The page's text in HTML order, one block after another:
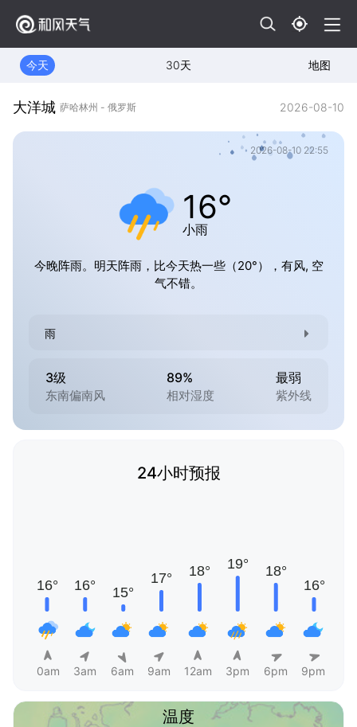
今天 30天 地图
大洋城 萨哈林州 - 俄罗斯 2026-08-10
2026-08-10 22:55
16°
小雨
今晚阵雨。明天阵雨，比今天热一些（20°），有风, 空
气不错。
雨
3级
东南偏南风
89%
相对湿度
最弱
紫外线
24小时预报
0am 3am 6am 9am 12am 3pm 6pm 9pm
温度